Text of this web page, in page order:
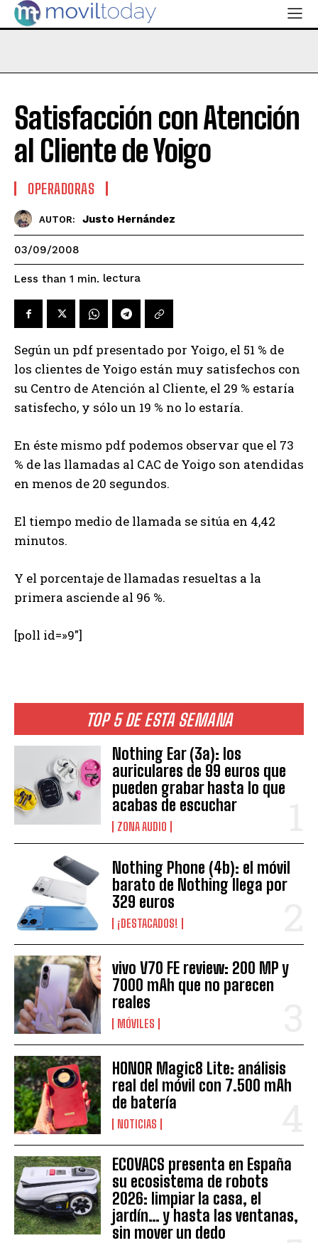
TOP 5 DE ESTA SEMANA
Nothing Ear (3a): los
auriculares de 99 euros que
pueden grabar hasta lo que
acabas de escuchar
ZONA AUDIO
Nothing Phone (4b): el móvil
barato de Nothing llega por
329 euros
¡DESTACADOS!
vivo V70 FE review: 200 MP y
7000 mAh que no parecen
reales
MÓVILES
HONOR Magic8 Lite: análisis
real del móvil con 7.500 mAh
de batería
NOTICIAS
ECOVACS presenta en España
su ecosistema de robots
2026: limpiar la casa, el
jardín… y hasta las ventanas,
sin mover un dedo
Satisfacción con Atención
al Cliente de Yoigo
OPERADORAS
AUTOR: Justo Hernández
03/09/2008
Less than 1 min. lectura
Según un pdf presentado por Yoigo, el 51 % de
los clientes de Yoigo están muy satisfechos con
su Centro de Atención al Cliente, el 29 % estaría
satisfecho, y sólo un 19 % no lo estaría.
En éste mismo pdf podemos observar que el 73
% de las llamadas al CAC de Yoigo son atendidas
en menos de 20 segundos.
El tiempo medio de llamada se sitúa en 4,42
minutos.
Y el porcentaje de llamadas resueltas a la
primera asciende al 96 %.
[poll id=»9″]